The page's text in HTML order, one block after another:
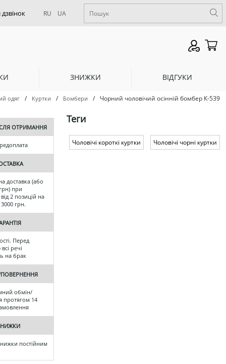
RU UA
ЗНИЖКИ ВІДГУКИ
одяг / Куртки / Бомбери / Чорний чоловічий осінній бомбер К-539
ОТРИМАННЯ
доставка (або
при
2 позицій на
грн.
Перед
речі
на брак
обмін/
протягом 14
постійним
Теги
Чоловічі короткі куртки Чоловічі чорні куртки